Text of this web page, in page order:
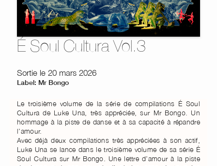
É Soul Cultura Vol.3
Sortie le 20 mars 2026
Label: Mr Bongo
Le troisième volume de la série de compilations É Soul
Cultura de Luke Una, très appréciée, sur Mr Bongo. Un
hommage à la piste de danse et à sa capacité à répandre
l’amour.
Avec déjà deux compilations très appréciées à son actif,
Luke Una se lance dans le troisième volume de sa série É
Soul Cultura sur Mr Bongo. Une lettre d’amour à la piste